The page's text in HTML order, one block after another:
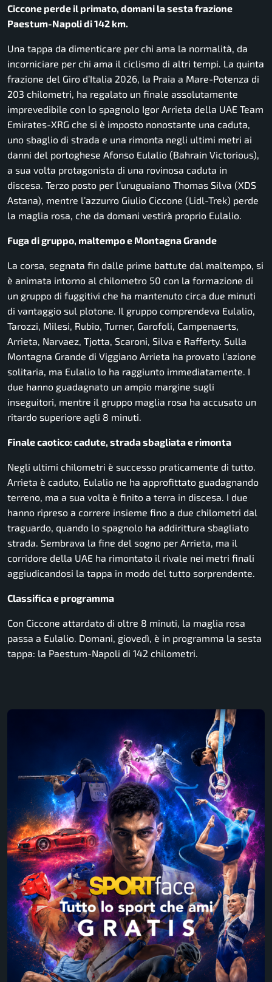
Ciccone perde il primato, domani la sesta frazione
Paestum-Napoli di 142 km.
Una tappa da dimenticare per chi ama la normalità, da
incorniciare per chi ama il ciclismo di altri tempi. La quinta
frazione del Giro d’Italia 2026, la Praia a Mare-Potenza di
203 chilometri, ha regalato un finale assolutamente
imprevedibile con lo spagnolo Igor Arrieta della UAE Team
Emirates-XRG che si è imposto nonostante una caduta,
uno sbaglio di strada e una rimonta negli ultimi metri ai
danni del portoghese Afonso Eulalio (Bahrain Victorious),
a sua volta protagonista di una rovinosa caduta in
discesa. Terzo posto per l’uruguaiano Thomas Silva (XDS
Astana), mentre l’azzurro Giulio Ciccone (Lidl-Trek) perde
la maglia rosa, che da domani vestirà proprio Eulalio.
Fuga di gruppo, maltempo e Montagna Grande
La corsa, segnata fin dalle prime battute dal maltempo, si
è animata intorno al chilometro 50 con la formazione di
un gruppo di fuggitivi che ha mantenuto circa due minuti
di vantaggio sul plotone. Il gruppo comprendeva Eulalio,
Tarozzi, Milesi, Rubio, Turner, Garofoli, Campenaerts,
Arrieta, Narvaez, Tjotta, Scaroni, Silva e Rafferty. Sulla
Montagna Grande di Viggiano Arrieta ha provato l’azione
solitaria, ma Eulalio lo ha raggiunto immediatamente. I
due hanno guadagnato un ampio margine sugli
inseguitori, mentre il gruppo maglia rosa ha accusato un
ritardo superiore agli 8 minuti.
Finale caotico: cadute, strada sbagliata e rimonta
Negli ultimi chilometri è successo praticamente di tutto.
Arrieta è caduto, Eulalio ne ha approfittato guadagnando
terreno, ma a sua volta è finito a terra in discesa. I due
hanno ripreso a correre insieme fino a due chilometri dal
traguardo, quando lo spagnolo ha addirittura sbagliato
strada. Sembrava la fine del sogno per Arrieta, ma il
corridore della UAE ha rimontato il rivale nei metri finali
aggiudicandosi la tappa in modo del tutto sorprendente.
Classifica e programma
Con Ciccone attardato di oltre 8 minuti, la maglia rosa
passa a Eulalio. Domani, giovedì, è in programma la sesta
tappa: la Paestum-Napoli di 142 chilometri.